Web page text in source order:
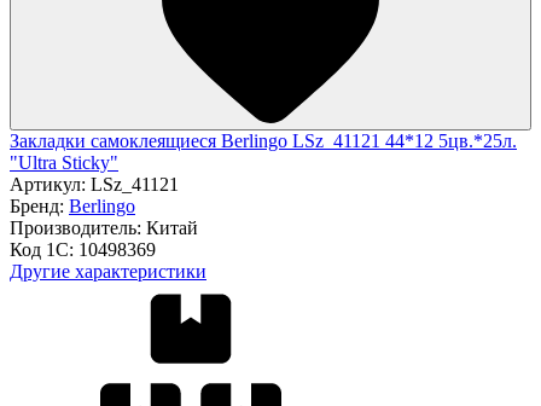
Закладки самоклеящиеся Berlingo LSz_41121 44*12 5цв.*25л.
"Ultra Sticky"
Артикул: LSz_41121
Бренд: Berlingo
Производитель: Китай
Код 1С: 10498369
Другие характеристики